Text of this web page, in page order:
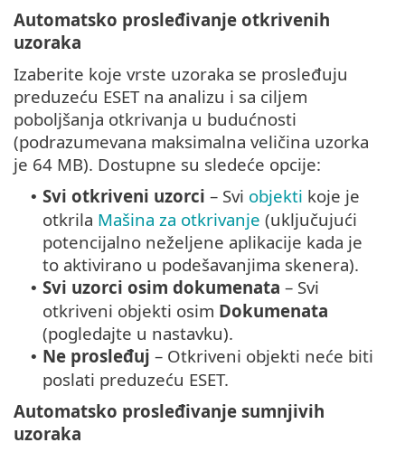
Automatsko prosleđivanje otkrivenih
uzoraka
Izaberite koje vrste uzoraka se prosleđuju
preduzeću ESET na analizu i sa ciljem
poboljšanja otkrivanja u budućnosti
(podrazumevana maksimalna veličina uzorka
je 64 MB). Dostupne su sledeće opcije:
• Svi otkriveni uzorci – Svi objekti koje je
otkrila Mašina za otkrivanje (uključujući
potencijalno neželjene aplikacije kada je
to aktivirano u podešavanjima skenera).
• Svi uzorci osim dokumenata – Svi
otkriveni objekti osim Dokumenata
(pogledajte u nastavku).
• Ne prosleđuj – Otkriveni objekti neće biti
poslati preduzeću ESET.
Automatsko prosleđivanje sumnjivih
uzoraka